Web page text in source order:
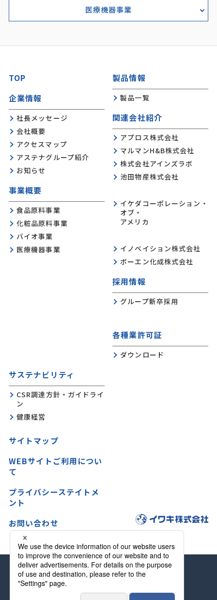
医療機器事業
TOP
企業情報
社長メッセージ
会社概要
アクセスマップ
アステナグループ紹介
お知らせ
事業概要
食品原料事業
化粧品原料事業
バイオ事業
医療機器事業
製品情報
製品一覧
関連会社紹介
アプロス株式会社
マルマンH&B株式会社
株式会社アインズラボ
池田物産株式会社
イケダコーポレーション・
オブ・
アメリカ
イノベイション株式会社
ボーエン化成株式会社
採用情報
グループ新卒採用
各種業許可証
ダウンロード
サステナビリティ
CSR調達方針・ガイドライ
ン
健康経営
サイトマップ
WEBサイトご利用につい
て
プライバシーステイトメ
ント
お問い合わせ
サイトマップ
プライバシーステイトメント
WEBサイトご利用について